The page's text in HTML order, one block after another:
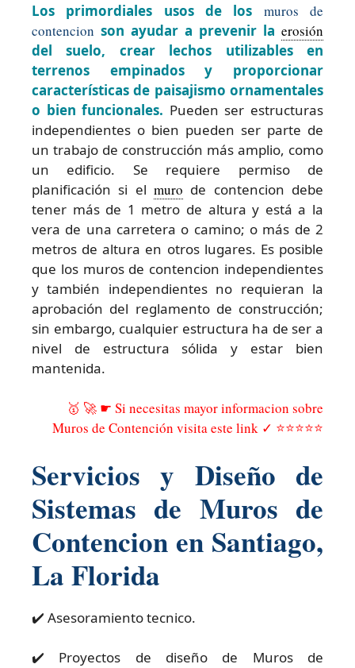
Los primordiales usos de los muros de
contencion son ayudar a prevenir la erosión
del suelo, crear lechos utilizables en
terrenos empinados y proporcionar
características de paisajismo ornamentales
o bien funcionales. Pueden ser estructuras
independientes o bien pueden ser parte de
un trabajo de construcción más amplio, como
un edificio. Se requiere permiso de
planificación si el muro de contencion debe
tener más de 1 metro de altura y está a la
vera de una carretera o camino; o más de 2
metros de altura en otros lugares. Es posible
que los muros de contencion independientes
y también independientes no requieran la
aprobación del reglamento de construcción;
sin embargo, cualquier estructura ha de ser a
nivel de estructura sólida y estar bien
mantenida.
🥇 🚀 ☛ Si necesitas mayor informacion sobre
Muros de Contención visita este link ✓ ⭐⭐⭐⭐⭐
Servicios y Diseño de
Sistemas de Muros de
Contencion en Santiago,
La Florida
✔️ Asesoramiento tecnico.
✔️ Proyectos de diseño de Muros de